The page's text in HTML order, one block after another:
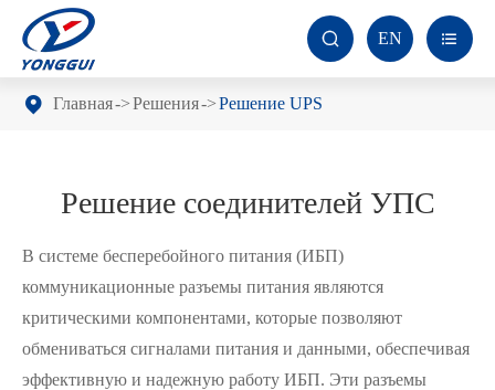
 EN 
Главная Решения Решение UPS
Решение соединителей УПС
В системе бесперебойного питания (ИБП)
коммуникационные разъемы питания являются
критическими компонентами, которые позволяют
обмениваться сигналами питания и данными, обеспечивая
эффективную и надежную работу ИБП. Эти разъемы